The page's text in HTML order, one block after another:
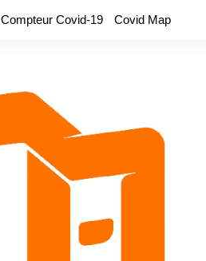
Compteur Covid-19 Covid Map